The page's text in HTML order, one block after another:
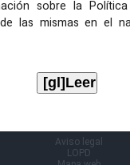
sobre la
las mismas en el
anterior
Aviso legal
LOPD